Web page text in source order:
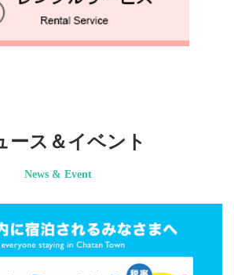
ース＆イベント
News & Event